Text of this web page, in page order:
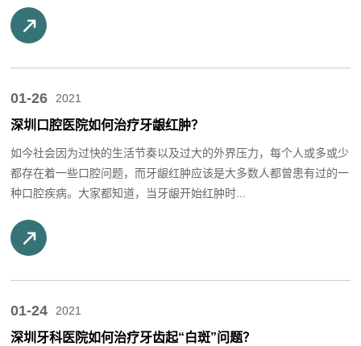
01-26 2021
深圳口腔医院如何治疗牙龈红肿？
如今社会因为过快的生活节奏以及过大的外界压力，每个人或多或少
都存在着一些口腔问题，而牙龈红肿应该是大多数人都曾患有过的一
种口腔疾病。大家都知道，当牙龈开始红肿时...
01-24 2021
深圳牙科医院如何治疗牙齿起“白斑”问题？